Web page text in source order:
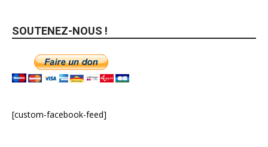
SOUTENEZ-NOUS !
[custom-facebook-feed]